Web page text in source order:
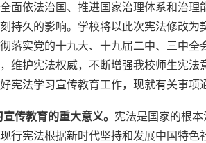
面依法治国、推进国家治理体系和治理
持久的影响。学校将以此次宪法修改为
落实党的十九大、十九届二中、三中全
维护宪法权威，不断增强我校师生宪法
宪法学习宣传教育工作，现就有关事项
传教育的重大意义。 宪法是国家的根本
行宪法根据新时代坚持和发展中国特色